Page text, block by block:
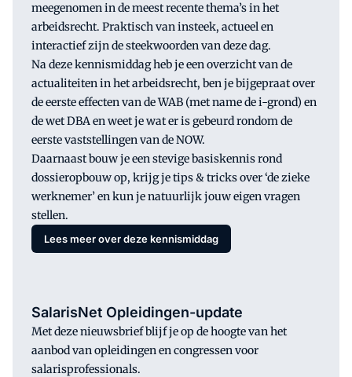
meegenomen in de meest recente thema’s in het
arbeidsrecht. Praktisch van insteek, actueel en
interactief zijn de steekwoorden van deze dag.
Na deze kennismiddag heb je een overzicht van de
actualiteiten in het arbeidsrecht, ben je bijgepraat over
de eerste effecten van de WAB (met name de i-grond) en
de wet DBA en weet je wat er is gebeurd rondom de
eerste vaststellingen van de NOW.
Daarnaast bouw je een stevige basiskennis rond
dossieropbouw op, krijg je tips & tricks over ‘de zieke
werknemer’ en kun je natuurlijk jouw eigen vragen
stellen.
Lees meer over deze kennismiddag
SalarisNet Opleidingen-update
Met deze nieuwsbrief blijf je op de hoogte van het
aanbod van opleidingen en congressen voor
salarisprofessionals.